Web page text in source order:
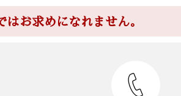
はお求めになれません。